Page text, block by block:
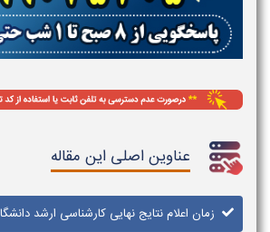
عناوین اصلی این مقاله
زمان اعلام نتایج نهایی کارشناسی ارشد